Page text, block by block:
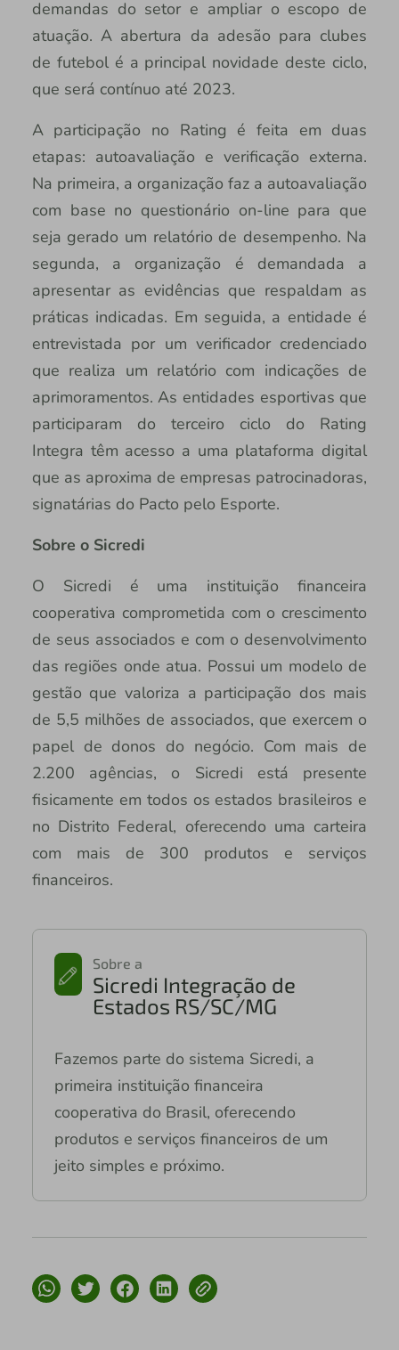
demandas do setor e ampliar o escopo de
atuação. A abertura da adesão para clubes
de futebol é a principal novidade deste ciclo,
que será contínuo até 2023.
A participação no Rating é feita em duas
etapas: autoavaliação e verificação externa.
Na primeira, a organização faz a autoavaliação
com base no questionário on-line para que
seja gerado um relatório de desempenho. Na
segunda, a organização é demandada a
apresentar as evidências que respaldam as
práticas indicadas. Em seguida, a entidade é
entrevistada por um verificador credenciado
que realiza um relatório com indicações de
aprimoramentos. As entidades esportivas que
participaram do terceiro ciclo do Rating
Integra têm acesso a uma plataforma digital
que as aproxima de empresas patrocinadoras,
signatárias do Pacto pelo Esporte.
Sobre o Sicredi
O Sicredi é uma instituição financeira
cooperativa comprometida com o crescimento
de seus associados e com o desenvolvimento
das regiões onde atua. Possui um modelo de
gestão que valoriza a participação dos mais
de 5,5 milhões de associados, que exercem o
papel de donos do negócio. Com mais de
2.200 agências, o Sicredi está presente
fisicamente em todos os estados brasileiros e
no Distrito Federal, oferecendo uma carteira
com mais de 300 produtos e serviços
financeiros.
Sobre a
Sicredi Integração de
Estados RS/SC/MG
Fazemos parte do sistema Sicredi, a
primeira instituição financeira
cooperativa do Brasil, oferecendo
produtos e serviços financeiros de um
jeito simples e próximo.